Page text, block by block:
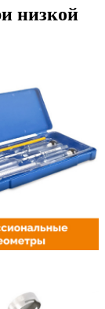
низкой